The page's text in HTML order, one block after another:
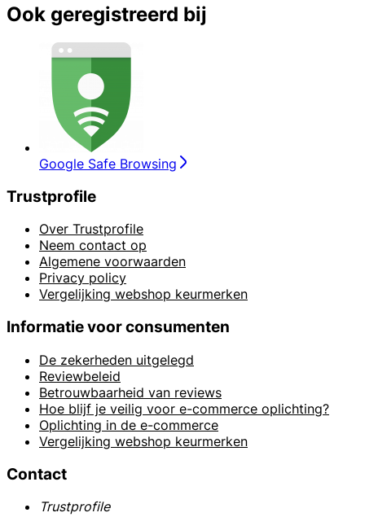
Ook geregistreerd bij
Google Safe Browsing
Trustprofile
Over Trustprofile
Neem contact op
Algemene voorwaarden
Privacy policy
Vergelijking webshop keurmerken
Informatie voor consumenten
De zekerheden uitgelegd
Reviewbeleid
Betrouwbaarheid van reviews
Hoe blijf je veilig voor e-commerce oplichting?
Oplichting in de e-commerce
Vergelijking webshop keurmerken
Contact
Trustprofile